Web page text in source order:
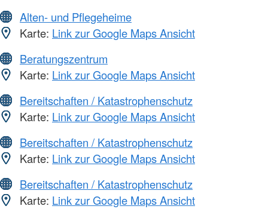
Alten- und Pflegeheime
Karte: Link zur Google Maps Ansicht
Beratungszentrum
Karte: Link zur Google Maps Ansicht
Bereitschaften / Katastrophenschutz
Karte: Link zur Google Maps Ansicht
Bereitschaften / Katastrophenschutz
Karte: Link zur Google Maps Ansicht
Bereitschaften / Katastrophenschutz
Karte: Link zur Google Maps Ansicht